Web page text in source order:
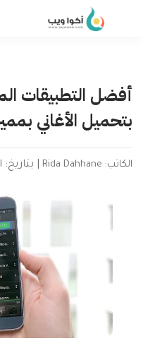
أفضل التطبيقات
بتحميل الأغاني
الكاتب: Rida Dahhane بتاريخ: الأحد،